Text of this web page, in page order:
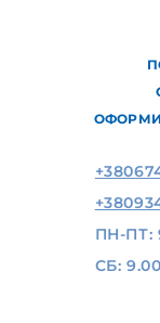
ПН-ПТ:
СБ: